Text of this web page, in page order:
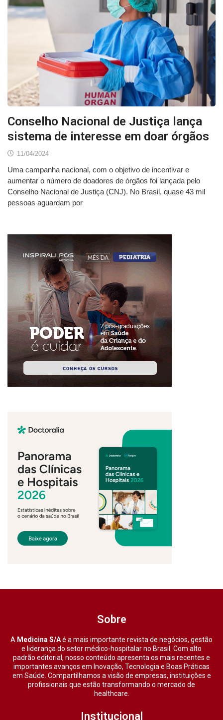
Conselho Nacional de Justiça lança
sistema de interesse em doar órgãos
11/04/2024
Uma campanha nacional, com o objetivo de incentivar e
aumentar o número de doadores de órgãos foi lançada pelo
Conselho Nacional de Justiça (CNJ). No Brasil, quase 43 mil
pessoas aguardam por
Sobre
A Medicina S/Aé a mais importante revista de negócios, gestão
e liderança do setor médico-hospitalar no Brasil. Com alto
padrão editorial, nosso conteúdo apresenta os mais recentes e
importantes avanços em Inovação, Tecnologia e Boas Práticas
em Saúde. Compartilhamos a visão de empresas, instituições e
profissionais que estão transformando o mercado de
healthcare.
Institucional